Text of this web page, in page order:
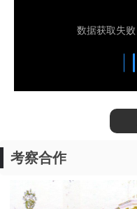
考察合作